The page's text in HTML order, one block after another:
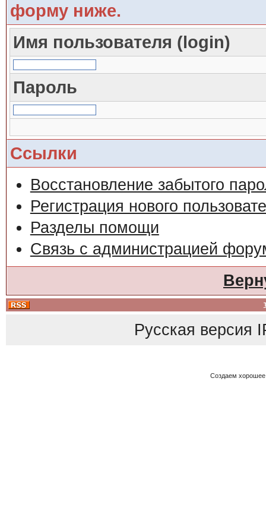
форму ниже.
Имя пользователя (login)
Пароль
Ссылки
Восстановление забытого
Регистрация нового
Разделы помощи
Связь с администрацией
Русская версия
Создаем